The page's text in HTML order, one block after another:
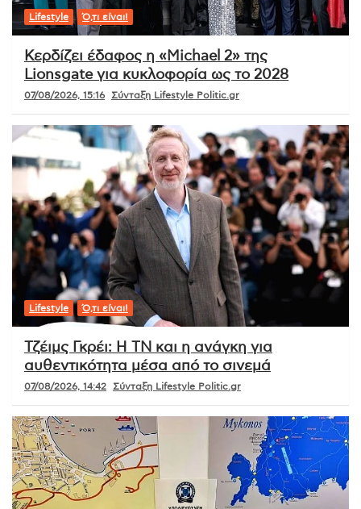
Lifestyle Ό,τι είναι!
Κερδίζει έδαφος η «Michael 2» της
Lionsgate για κυκλοφορία ως το 2028
07/08/2026, 15:16 Σύνταξη Lifestyle Politic.gr
Lifestyle Ό,τι είναι!
Τζέιμς Γκρέι: Η ΤΝ και η ανάγκη για
αυθεντικότητα μέσα από το σινεμά
07/08/2026, 14:42 Σύνταξη Lifestyle Politic.gr